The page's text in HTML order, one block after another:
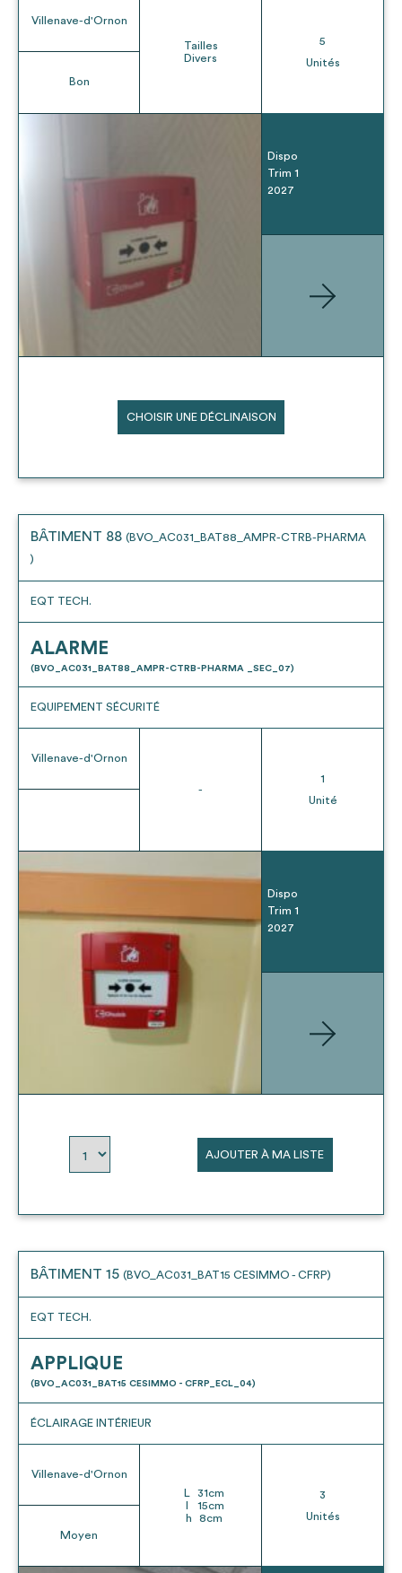
Villenave-d'Ornon
Bon
Tailles
Divers
5
Unités
Dispo
Trim 1
2027
CHOISIR UNE DÉCLINAISON
BÂTIMENT 88 (BVO_AC031_BAT88_AMPR-CTRB-PHARMA
)
EQT TECH.
ALARME
(BVO_AC031_BAT88_AMPR-CTRB-PHARMA _SEC_07)
EQUIPEMENT SÉCURITÉ
Villenave-d'Ornon
-
1
Unité
Dispo
Trim 1
2027
AJOUTER À MA LISTE
BÂTIMENT 15 (BVO_AC031_BAT15 CESIMMO - CFRP)
EQT TECH.
APPLIQUE
(BVO_AC031_BAT15 CESIMMO - CFRP_ECL_04)
ÉCLAIRAGE INTÉRIEUR
Villenave-d'Ornon
Moyen
L 31cm
15cm
h
8cm
3
Unités